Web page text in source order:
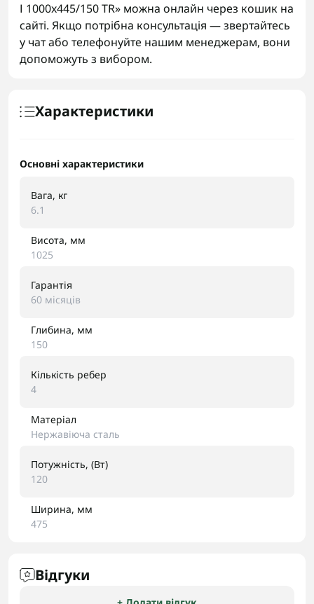
І 1000x445/150 TR» можна онлайн через кошик на
сайті. Якщо потрібна консультація — звертайтесь
у чат або телефонуйте нашим менеджерам, вони
допоможуть з вибором.
Характеристики
Основні характеристики
Вага, кг
6.1
Висота, мм
1025
Гарантія
60 місяців
Глибина, мм
150
Кількість ребер
4
Матеріал
Нержавіюча сталь
Потужність, (Вт)
120
Ширина, мм
475
Відгуки